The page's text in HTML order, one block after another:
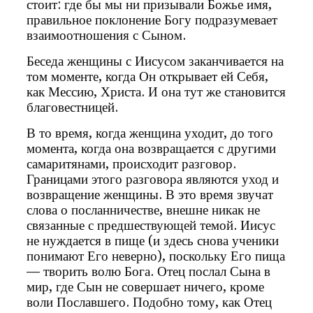
стоит: где бы мы ни призывали Божье имя,
правильное поклонение Богу подразумевает
взаимоотношения с Сыном.
Беседа женщины с Иисусом заканчивается на
том моменте, когда Он открывает ей Себя,
как Мессию, Христа. И она тут же становится
благовестницей.
В то время, когда женщина уходит, до того
момента, когда она возвращается с другими
самаритянами, происходит разговор.
Границами этого разговора являются уход и
возвращение женщины. В это время звучат
слова о посланничестве, внешне никак не
связанные с предшествующей темой. Иисус
не нуждается в пище (и здесь снова ученики
понимают Его неверно), поскольку Его пища
— творить волю Бога. Отец послал Сына в
мир, где Сын не совершает ничего, кроме
воли Пославшего. Подобно тому, как Отец